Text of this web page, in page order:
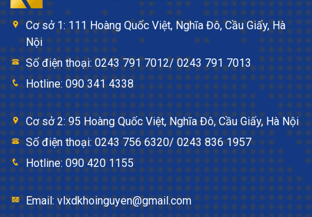
Cơ sở 1: 111 Hoàng Quốc Việt, Nghĩa Đô, Cầu Giấy, Hà
Nội
Số điện thoại: 0243 791 7012/ 0243 791 7013
Hotline: 090 341 4338
Cơ sở 2: 95 Hoàng Quốc Việt, Nghĩa Đô, Cầu Giấy, Hà Nội
Số điện thoại: 0243 756 6320/ 0243 836 1957
Hotline: 090 420 1155
Email: vlxdkhoinguyen@gmail.com